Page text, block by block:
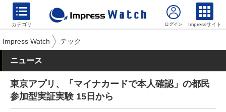
カテゴリ Impressサイト
Impress Watch テック
ニュース
東京アプリ、「マイナカードで本人確認」の都民
参加型実証実験 15日から